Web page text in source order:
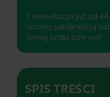
1 konsultacja już od
roczną subskrypcją
taniej przez cały rok!
SPIS TREŚCI